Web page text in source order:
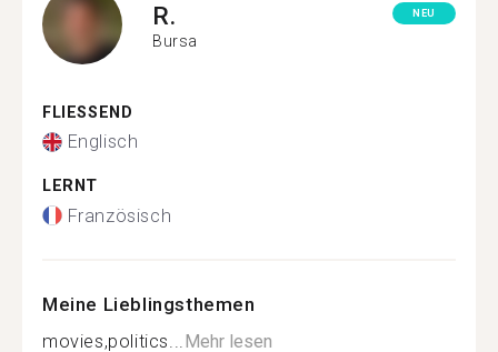
R.
Bursa
NEU
FLIESSEND
Englisch
LERNT
Französisch
Meine Lieblingsthemen
movies,politics... Mehr lesen